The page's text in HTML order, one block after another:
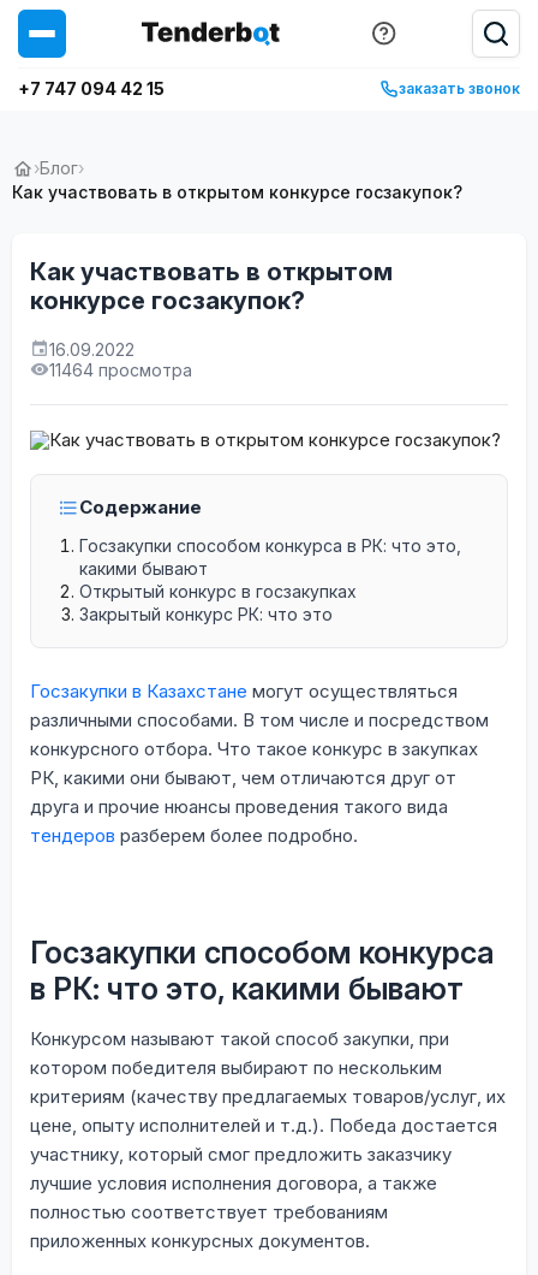
+7 747 094 42 15 заказать звонок
›Блог›
Как участвовать в открытом конкурсе госзакупок?
Как участвовать в открытом
конкурсе госзакупок?
16.09.2022
11464 просмотра
Содержание
Госзакупки способом конкурса в РК: что это,
какими бывают
Открытый конкурс в госзакупках
Закрытый конкурс РК: что это
Госзакупки в Казахстане могут осуществляться
различными способами. В том числе и посредством
конкурсного отбора. Что такое конкурс в закупках
РК, какими они бывают, чем отличаются друг от
друга и прочие нюансы проведения такого вида
тендеров разберем более подробно.
Госзакупки способом конкурса
в РК: что это, какими бывают
Конкурсом называют такой способ закупки, при
котором победителя выбирают по нескольким
критериям (качеству предлагаемых товаров/услуг, их
цене, опыту исполнителей и т.д.). Победа достается
участнику, который смог предложить заказчику
лучшие условия исполнения договора, а также
полностью соответствует требованиям
приложенных конкурсных документов.